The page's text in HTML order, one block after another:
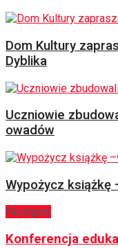
Dom Kultury
Dyblika
Uczniowie
owadów
Wypożycz książkę
Następny
Konferencja